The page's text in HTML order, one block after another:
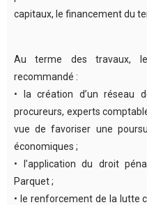
capitaux, le financement du
Au terme des travaux,
recommandé :
• la création d’un réseau
procureurs, experts
vue de favoriser une
économiques ;
• l’application du droit
Parquet ;
• le renforcement de la lutte